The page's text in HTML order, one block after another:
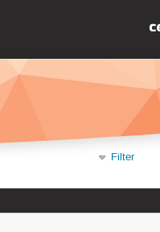
Filter